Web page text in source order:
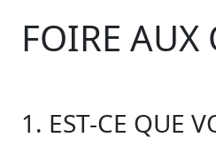
FOIRE AUX
1. EST-CE QUE